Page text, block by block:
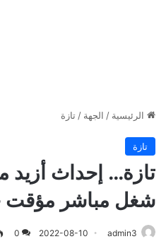
الرئيسية / الجهة / تازة
تازة
شغل مباشر مؤقت
admin3
2022-08-10
0